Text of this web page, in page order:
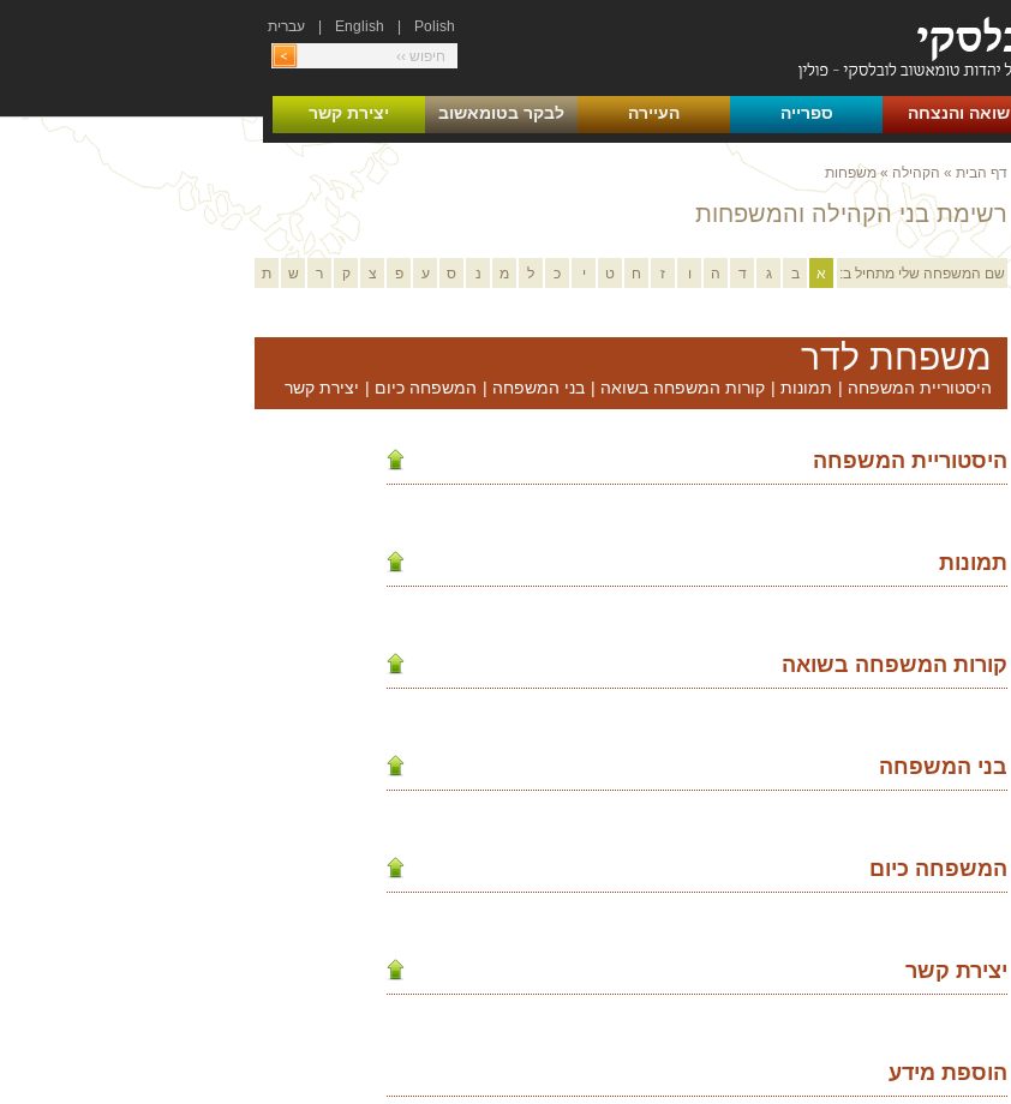
Polish
English עברית
שואה והנצחה ספרייה העיירה לבקר בטומאשוב יצירת קשר
דף הבית » הקהילה »משפחות
רשימת בני הקהילה והמשפחות
שם המשפחה שלי מתחיל ב: א ב ג ד ה ו ז ח ט י כ ל מ נ ס ע פ צ ק ר ש ת
משפחת לדר
היסטוריית המשפחה | תמונות | קורות המשפחה בשואה | בני המשפחה | המשפחה כיום | יצירת קשר
היסטוריית המשפחה
תמונות
קורות המשפחה בשואה
בני המשפחה
המשפחה כיום
יצירת קשר
הוספת מידע